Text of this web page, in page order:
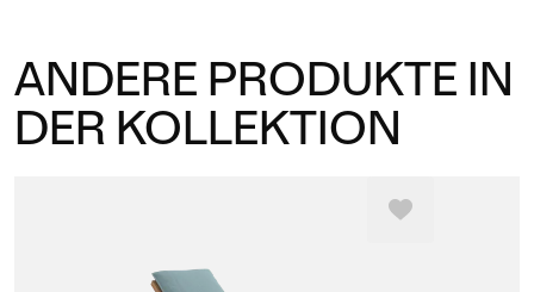
ANDERE PRODUKTE IN
DER KOLLEKTION